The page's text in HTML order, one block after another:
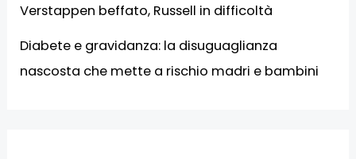
Verstappen beffato, Russell in difficoltà
Diabete e gravidanza: la disuguaglianza
nascosta che mette a rischio madri e bambini